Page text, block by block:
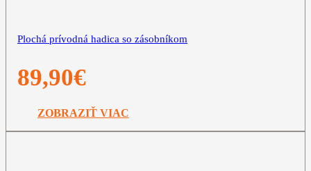
Plochá prívodná hadica so zásobníkom
89,90€
ZOBRAZIŤ VIAC